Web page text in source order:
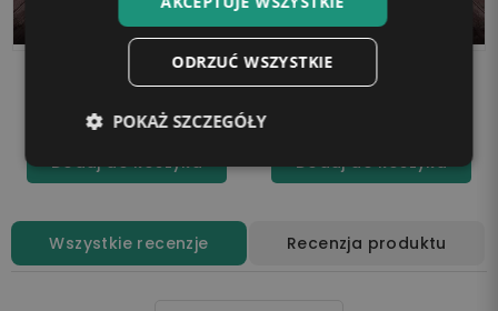
Lampka LED 3D Plexido
Samochód Subaru
99,90 zł
Dodaj do koszyka
Lampka LED 3D Plexido
Samochód Honda Civic
Dodaj do koszyka
Wszystkie recenzje Recenzja produktu
ODRZUĆ WSZYSTKIE
POKAŻ SZCZEGÓŁY